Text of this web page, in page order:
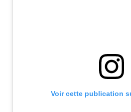
Voir cette publication